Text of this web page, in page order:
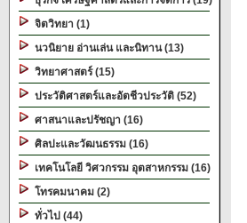
จิตวิทยา (1)
นวนิยาย อ่านเล่น และนิทาน (13)
วิทยาศาสตร์ (15)
ประวัติศาสตร์และอัตชีวประวัติ (52)
ศาสนาและปรัชญา (16)
ศิลปะและวัฒนธรรม (16)
เทคโนโลยี วิศวกรรม อุตสาหกรรม (16)
โทรคมนาคม (2)
ทั่วไป (44)